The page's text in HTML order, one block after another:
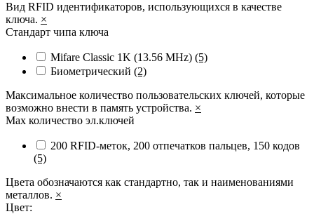
Вид RFID идентификаторов, использующихся в качестве
ключа. ×
Стандарт чипа ключа
Mifare Classic 1K (13.56 MHz) (5)
Биометрический (2)
Максимальное количество пользовательских ключей, которые
возможно внести в память устройства. ×
Max количество эл.ключей
200 RFID-меток, 200 отпечатков пальцев, 150 кодов
(5)
Цвета обозначаются как стандартно, так и наименованиями
металлов. ×
Цвет: